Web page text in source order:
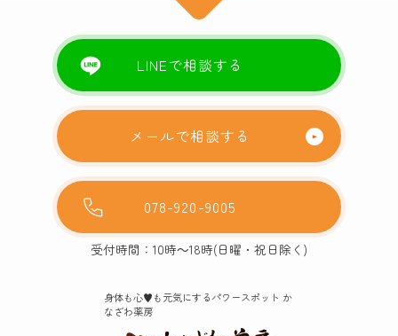
LINEで相談する
メールで相談する
078-920-9005
受付時間：10時～18時(日曜・祝日除く)
身体も心♥️も元気にするパワースポット か
なざわ薬房